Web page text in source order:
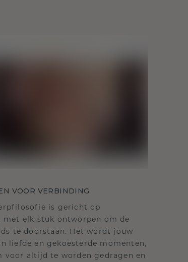
VOOR VERBINDING
is gericht op
met elk stuk ontworpen om de
te doorstaan. Het wordt jouw
liefde en gekoesterde momenten,
voor altijd te worden gedragen en